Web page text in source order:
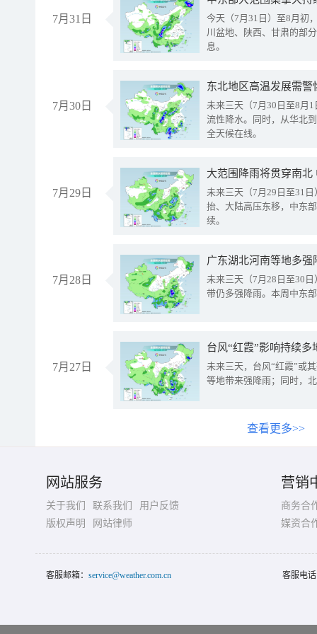
7月31日
今天（7月31日）至8月初
川盆地、陕西、甘肃的部
息。
7月30日
东北地区高温发展需
未来三天（7月30日至8月
流性降水。同时，从华北
全天候在线。
7月29日
大范围降雨将贯穿南
未来三天（7月29日至31
抬、大陆高压东移，中东
续。
7月28日
广东湖北河南等地多
未来三天（7月28日至30
带仍多强降雨。本周中东
7月27日
台风“红霞”影响持续
未来三天，台风“红霞”或
等地带来强降雨；同时，
查看更多>>
网站服务
关于我们 联系我们
用户反馈
版权声明
网站律师
营销
商务合
媒资合
客服邮箱： service@weather.com.cn 客服电